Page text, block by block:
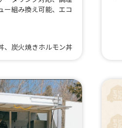
ー組み換え可能、 エコ
、炭火焼きホルモン丼